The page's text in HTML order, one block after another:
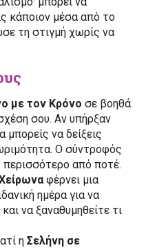
κάποιον μέσα από το
τη στιγμή χωρίς να
με τον Κρόνο σε βοηθά
σου. Αν υπήρξαν
μπορείς να δείξεις
Ο σύντροφός
περισσότερο από ποτέ.
φέρνει μια
ημέρα για να
να ξαναθυμηθείτε τι
η Σελήνη σε